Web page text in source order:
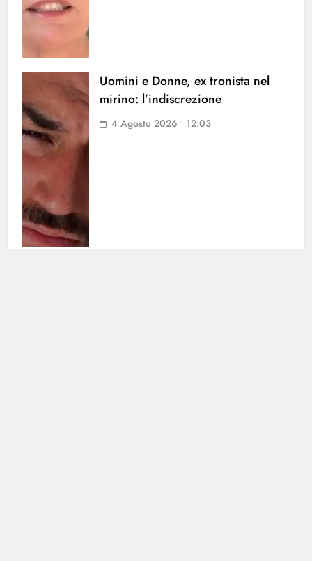
Uomini e Donne, ex tronista nel
mirino: l’indiscrezione
4 Agosto 2026 • 12:03